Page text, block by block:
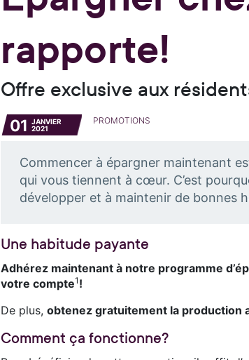
rapporte!
Offre exclusive aux
01 JANVIER
2021
PROMOTIONS
Commencer à épargner maintenant
qui vous tiennent à cœur. C’est
développer et à maintenir de bonnes
Une habitude payante
Adhérez maintenant à notre programme
votre compte1 !
De plus,obtenez gratuitement la production
Comment ça fonctionne?